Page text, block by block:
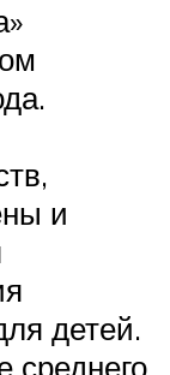
и
детей.